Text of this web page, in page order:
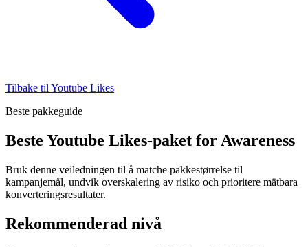
Tilbake til Youtube Likes
Beste pakkeguide
Beste Youtube Likes-paket for Awareness
Bruk denne veiledningen til å matche pakkestørrelse til
kampanjemål, undvik overskalering av risiko och prioritere mätbara
konverteringsresultater.
Rekommenderad nivå